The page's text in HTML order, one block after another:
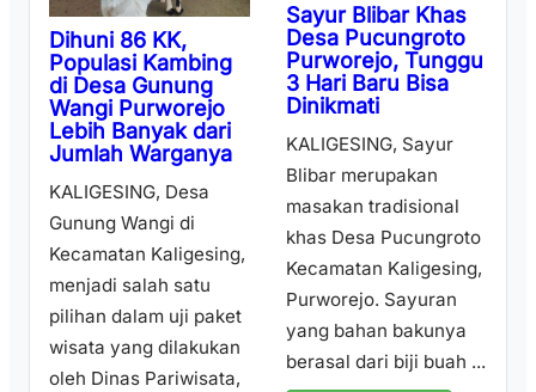
Dihuni 86 KK,
Populasi Kambing
di Desa Gunung
Wangi Purworejo
Lebih Banyak dari
Jumlah Warganya
KALIGESING, Desa
Gunung Wangi di
Kecamatan Kaligesing,
menjadi salah satu
pilihan dalam uji paket
wisata yang dilakukan
oleh Dinas Pariwisata,
Sayur Blibar Khas
Desa Pucungroto
Purworejo, Tunggu
3 Hari Baru Bisa
Dinikmati
KALIGESING, Sayur
Blibar merupakan
masakan tradisional
khas Desa Pucungroto
Kecamatan Kaligesing,
Purworejo. Sayuran
yang bahan bakunya
berasal dari biji buah ...